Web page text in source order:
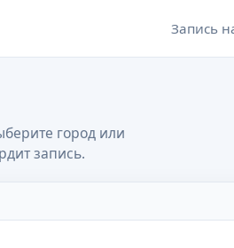
Запись
город или
запись.